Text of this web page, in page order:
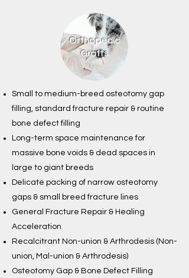
Orthopedic
Grafts
Small to medium-breed osteotomy gap
filling, standard fracture repair & routine
bone defect filling
Long-term space maintenance for
massive bone voids & dead spaces in
large to giant breeds
Delicate packing of narrow osteotomy
gaps & small breed fracture lines
General Fracture Repair & Healing
Acceleration
Recalcitrant Non-union & Arthrodesis (Non-
union, Mal-union & Arthrodesis)
Osteotomy Gap & Bone Defect Filling